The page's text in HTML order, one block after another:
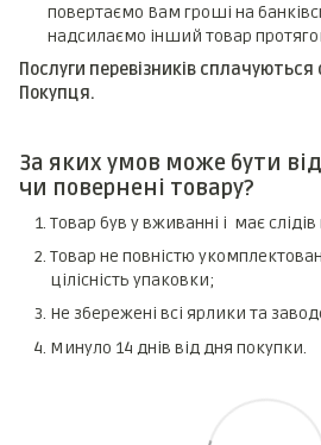
повертаємо Вам гроші на
надсилаємо інший товар
Послуги перевізників
Покупця.
За яких умов може бути
чи повернені товару?
Товар був у вживанні і має
Товар не повністю
цілісність упаковки;
Не збережені всі ярлики та
Минуло 14 днів від дня покупки.